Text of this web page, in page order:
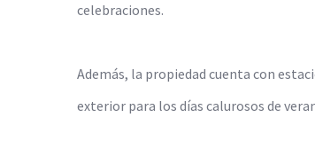
celebraciones.
Además, la propiedad cuenta con
exterior para los días calurosos de